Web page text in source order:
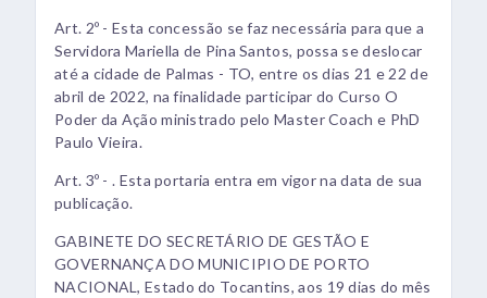
Art. 2º - Esta concessão se faz necessária para que a
Servidora Mariella de Pina Santos, possa se deslocar
até a cidade de Palmas - TO, entre os dias 21 e 22 de
abril de 2022, na finalidade participar do Curso O
Poder da Ação ministrado pelo Master Coach e PhD
Paulo Vieira.
Art. 3º - . Esta portaria entra em vigor na data de sua
publicação.
GABINETE DO SECRETÁRIO DE GESTÃO E
GOVERNANÇA DO MUNICIPIO DE PORTO
NACIONAL, Estado do Tocantins, aos 19 dias do mês